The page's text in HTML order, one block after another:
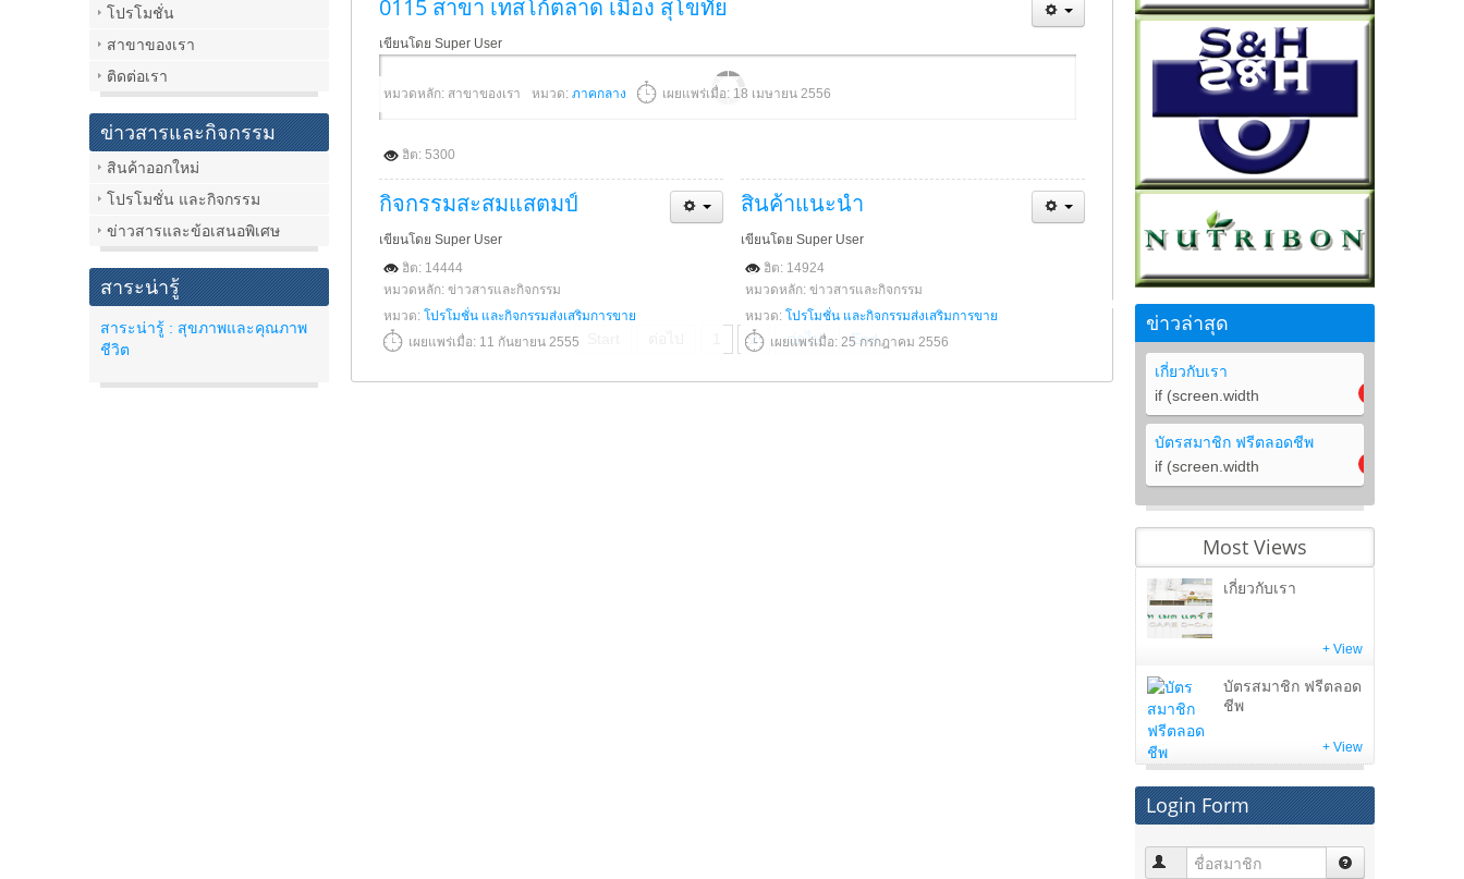
0115 สาขา เทสโก้ตลาด เมือง สุโขทัย
เขียนโดย Super User
หมวดหลัก: สาขาของเรา หมวด: ภาคกลาง เผยแพร่เมื่อ: 18 เมษายน 2556
ฮิต: 5300
กิจกรรมสะสมแสตมป์
เขียนโดย Super User
หมวดหลัก: ข่าวสารและกิจกรรม
หมวด: โปรโมชั่น และกิจกรรมส่งเสริมการขาย
เผยแพร่เมื่อ: 11 กันยายน 2555
ฮิต: 14444
สินค้าแนะนำ
เขียนโดย Super User
หมวดหลัก: ข่าวสารและกิจกรรม
หมวด:โปรโมชั่น และกิจกรรมส่งเสริมการขาย
เผยแพร่เมื่อ: 25 กรกฎาคม 2556
ฮิต: 14924
2 ต่อไป End
โปรโมชั่น
สาขาของเรา
ติดต่อเรา
ข่าวสารและกิจกรรม
สินค้าออกใหม่
โปรโมชั่น และกิจกรรม
ข่าวสารและข้อเสนอพิเศษ
สาระน่ารู้
สาระน่ารู้ : สุขภาพและคุณภาพ
ชีวิต
ข่าวล่าสุด
เกี่ยวกับเรา
if (screen.width
บัตรสมาชิก ฟรีตลอดชีพ
if (screen.width
Most Views
เกี่ยวกับเรา
+ View
บัตรสมาชิก ฟรีตลอด
ชีพ
+ View
Login Form